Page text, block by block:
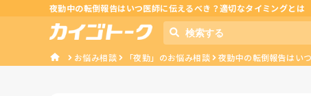
夜勤中の転倒報告はいつ医師に伝えるべき？適切なタイミングとは
お悩み相談 「夜勤」のお悩み相談 夜勤中の転倒報告はい